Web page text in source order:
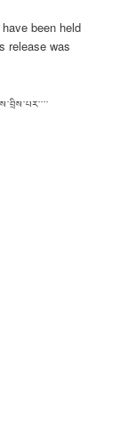
been held
release was